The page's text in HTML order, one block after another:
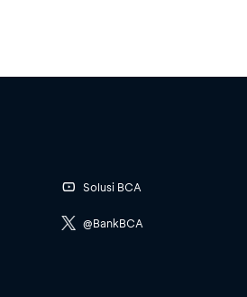
Solusi BCA
@BankBCA